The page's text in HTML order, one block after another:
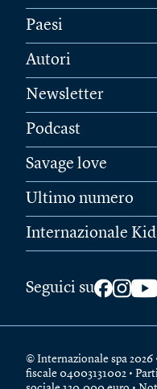
Paesi
Autori
Newsletter
Podcast
Savage love
Ultimo numero
Internazionale
Seguici su
© Internazionale spa
fiscale 04003131002 •